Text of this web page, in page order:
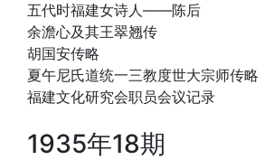
五代时福建女诗人——陈后
余澹心及其王翠翘传
胡国安传略
夏午尼氏道统一三教度世大宗师传略
福建文化研究会职员会议记录
1935年18期